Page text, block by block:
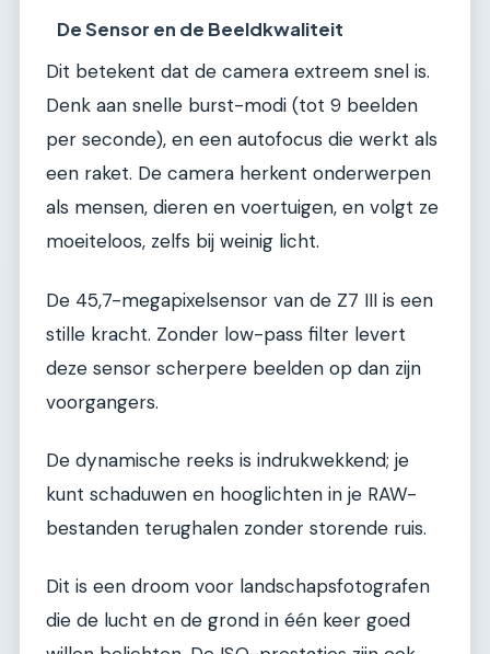
De Sensor en de Beeldkwaliteit
Dit betekent dat de camera extreem snel is.
Denk aan snelle burst-modi (tot 9 beelden
per seconde), en een autofocus die werkt als
een raket. De camera herkent onderwerpen
als mensen, dieren en voertuigen, en volgt ze
moeiteloos, zelfs bij weinig licht.
De 45,7-megapixelsensor van de Z7 III is een
stille kracht. Zonder low-pass filter levert
deze sensor scherpere beelden op dan zijn
voorgangers.
De dynamische reeks is indrukwekkend; je
kunt schaduwen en hooglichten in je RAW-
bestanden terughalen zonder storende ruis.
Dit is een droom voor landschapsfotografen
die de lucht en de grond in één keer goed